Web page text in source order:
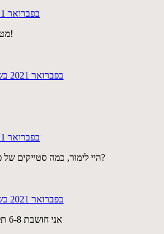
19 בפברואר 2021 בשעה 13:17
מטבוחה עוף :-), מקסים!
19 בפברואר 2021 בשעה 22:37
19 בפברואר 2021 בשעה 13:22
היי לימור, כמה סטייקים של פרגית בערך יש בקילו?
19 בפברואר 2021 בשעה 22:37
אני חושבת 6-8 תלוי בגודל העוף